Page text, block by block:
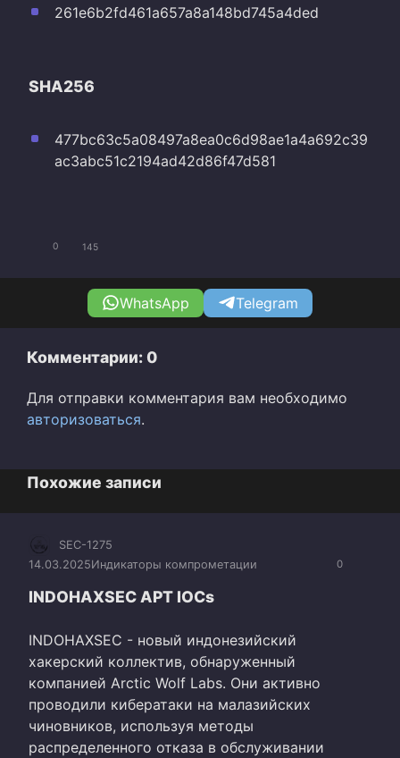
261e6b2fd461a657a8a148bd745a4ded
SHA256
477bc63c5a08497a8ea0c6d98ae1a4a692c39
ac3abc51c2194ad42d86f47d581
0 145
WhatsApp Telegram
Комментарии: 0
Для отправки комментария вам необходимо
авторизоваться.
Похожие записи
0
SEC-1275
14.03.2025Индикаторы компрометации
INDOHAXSEC APT IOCs
INDOHAXSEC - новый индонезийский
хакерский коллектив, обнаруженный
компанией Arctic Wolf Labs. Они активно
проводили кибератаки на малазийских
чиновников, используя методы
распределенного отказа в обслуживании